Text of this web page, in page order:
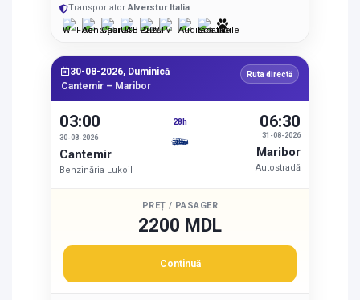
Transportator:Alverstur Italia
30-08-2026, Duminică
Cantemir – Maribor
Ruta directă
03:00
30-08-2026
Cantemir
Benzinăria Lukoil
28h
31-08-2026
06:30
Maribor
Autostradă
PREȚ / PASAGER
2200 MDL
Continuă